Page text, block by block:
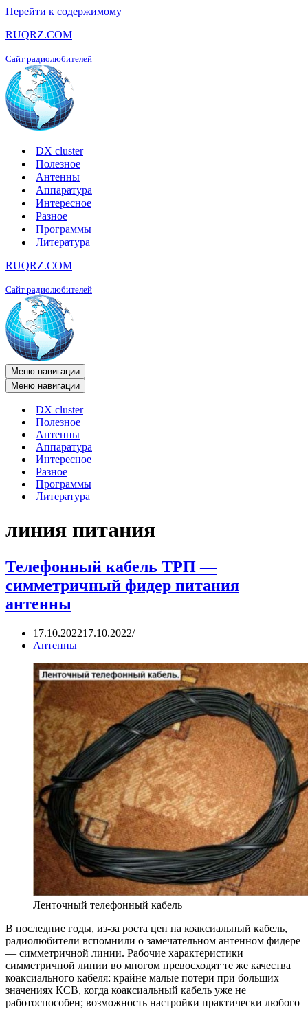
Перейти к содержимому
RUQRZ.COM
Сайт радиолюбителей
DX cluster
Полезное
Антенны
Аппаратура
Интересное
Разное
Программы
Литература
RUQRZ.COM
Сайт радиолюбителей
Меню навигации
Меню навигации
DX cluster
Полезное
Антенны
Аппаратура
Интересное
Разное
Программы
Литература
линия питания
Телефонный кабель ТРП —
симметричный фидер питания
антенны
17.10.202217.10.2022
Антенны
Ленточный телефонный кабель
В последние годы, из-за роста цен на коаксиальный кабель,
радиолюбители вспомнили о замечательном антенном фидере
— симметричной линии. Рабочие характеристики
симметричной линии во многом превосходят те же качества
коаксиального кабеля: крайне малые потери при больших
значениях КСВ, когда коаксиальный кабель уже не
работоспособен; возможность настройки практически любого